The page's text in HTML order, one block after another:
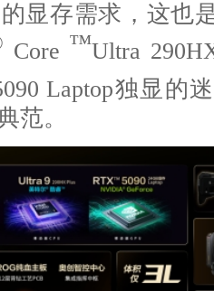
显存需求，这也
Core ™Ultra
Laptop独显的
范。